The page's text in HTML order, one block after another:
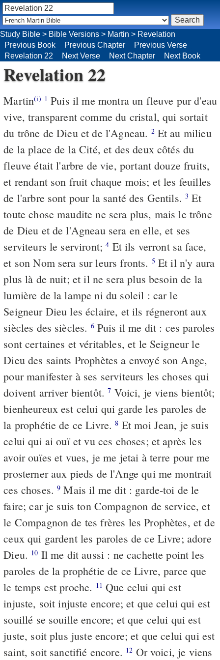
Study Bible > Bible Versions > Martin > Revelation
Previous Book
Previous Chapter
Previous Verse
Revelation 22
Next Verse Next Chapter Next Book
Revelation 22
Martin(i) 1 Puis il me montra un fleuve pur d'eau
vive, transparent comme du cristal, qui sortait
du trône de Dieu et de l'Agneau. 2Et au milieu
de la place de la Cité, et des deux côtés du
fleuve était l'arbre de vie, portant douze fruits,
et rendant son fruit chaque mois; et les feuilles
de l'arbre sont pour la santé des Gentils.3 Et
toute chose maudite ne sera plus, mais le trône
de Dieu et de l'Agneau sera en elle, et ses
serviteurs le serviront;4 Et ils verront sa face,
et son Nom sera sur leurs fronts. 5 Et il n'y aura
plus là de nuit; et il ne sera plus besoin de la
lumière de la lampe ni du soleil : car le
Seigneur Dieu les éclaire, et ils régneront aux
siècles des siècles. 6Puis il me dit : ces paroles
sont certaines et véritables, et le Seigneur le
Dieu des saints Prophètes a envoyé son Ange,
pour manifester à ses serviteurs les choses qui
doivent arriver bientôt.7 Voici, je viens bientôt;
bienheureux est celui qui garde les paroles de
la prophétie de ce Livre.8 Et moi Jean, je suis
celui qui ai ouï et vu ces choses; et après les
avoir ouïes et vues, je me jetai à terre pour me
prosterner aux pieds de l'Ange qui me montrait
ces choses.9 Mais il me dit : garde-toi de le
faire; car je suis ton Compagnon de service, et
le Compagnon de tes frères les Prophètes, et de
ceux qui gardent les paroles de ce Livre; adore
Dieu. 10 Il me dit aussi : ne cachette point les
paroles de la prophétie de ce Livre, parce que
le temps est proche. 11 Que celui qui est
injuste, soit injuste encore; et que celui qui est
souillé se souille encore; et que celui qui est
juste, soit plus juste encore; et que celui qui est
saint, soit sanctifié encore. 12 Or voici, je viens